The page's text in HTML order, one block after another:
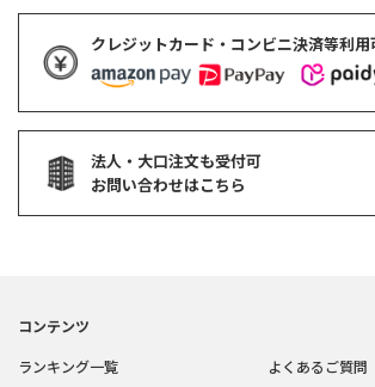
クレジットカード・コンビニ決済等利用
法人・大口注文も受付可
お問い合わせはこちら
コンテンツ
ランキング一覧
よくあるご質問